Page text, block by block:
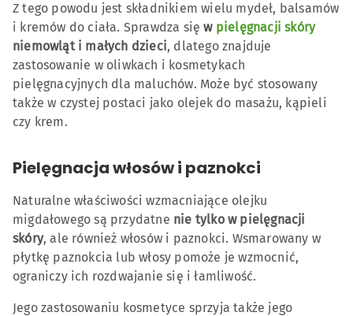
Z tego powodu jest składnikiem wielu mydeł, balsamów
i kremów do ciała. Sprawdza sięw pielęgnacji skóry
niemowląt i małych dzieci, dlatego znajduje
zastosowanie w oliwkach i kosmetykach
pielęgnacyjnych dla maluchów. Może być stosowany
także w czystej postaci jako olejek do masażu, kąpieli
czy krem.
Pielęgnacja włosów i paznokci
Naturalne właściwości wzmacniające olejku
migdałowego są przydatne nie tylko w pielęgnacji
skóry, ale również włosów i paznokci. Wsmarowany w
płytkę paznokcia lub włosy pomoże je wzmocnić,
ograniczy ich rozdwajanie się i łamliwość.
Jego zastosowaniu kosmetyce sprzyja także jego